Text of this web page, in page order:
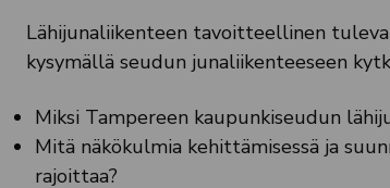
Lähijunaliikenteen tavoitteellinen
kysymällä seudun junaliikenteeseen
Miksi Tampereen kaupunkiseudun
Mitä näkökulmia kehittämisessä ja
rajoittaa?